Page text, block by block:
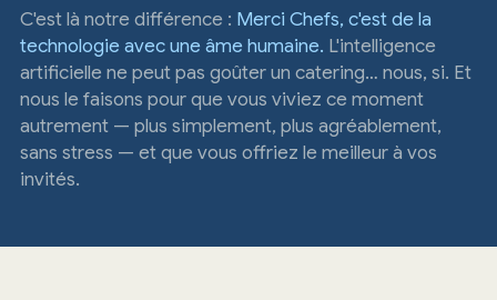
C'est là notre différence : Merci Chefs, c'est de la
technologie avec une âme humaine. L'intelligence
artificielle ne peut pas goûter un catering… nous, si. Et
nous le faisons pour que vous viviez ce moment
autrement — plus simplement, plus agréablement,
sans stress — et que vous offriez le meilleur à vos
invités.